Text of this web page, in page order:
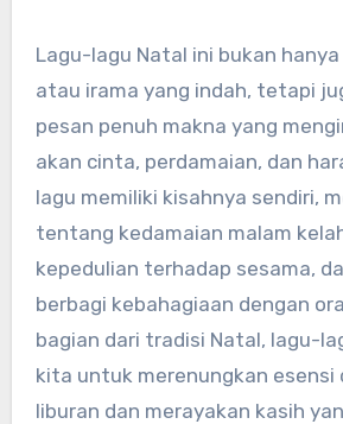
Lagu-lagu Natal ini bukan
atau irama yang indah, tetapi
pesan penuh makna yang
akan cinta, perdamaian, dan
lagu memiliki kisahnya sendiri,
tentang kedamaian malam
kepedulian terhadap sesama,
berbagi kebahagiaan dengan
bagian dari tradisi Natal, lagu-
kita untuk merenungkan esensi
liburan dan merayakan kasih